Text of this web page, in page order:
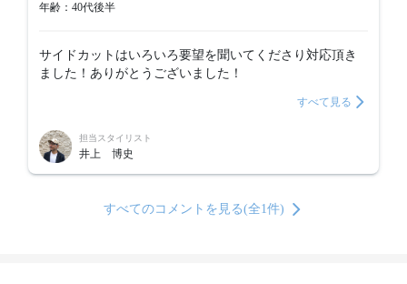
年齢：40代後半
サイドカットはいろいろ要望を聞いてくださり対応頂き
ました！ありがとうございました！
すべて見る
担当スタイリスト
井上 博史
すべてのコメントを見る(全1件)